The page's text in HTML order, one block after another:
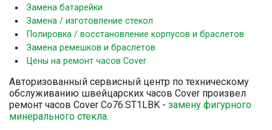
Замена батарейки
Замена / изготовление стекол
Полировка / восстановление корпусов и браслетов
Замена ремешков и браслетов
Цены на ремонт часов Cover
Авторизованный сервисный центр по техническому
обслуживанию швейцарских часов Cover произвел
ремонт часов Cover Co76.ST1LBK - замену фигурного
минерального стекла.